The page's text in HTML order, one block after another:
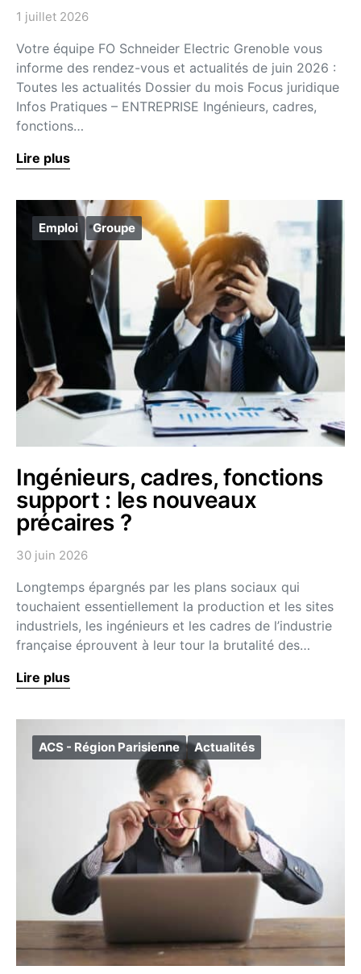
1 juillet 2026
Votre équipe FO Schneider Electric Grenoble vous
informe des rendez-vous et actualités de juin 2026 :
Toutes les actualités Dossier du mois Focus juridique
Infos Pratiques – ENTREPRISE Ingénieurs, cadres,
fonctions…
Lire plus
Emploi Groupe
Ingénieurs, cadres, fonctions
support : les nouveaux
précaires ?
30 juin 2026
Longtemps épargnés par les plans sociaux qui
touchaient essentiellement la production et les sites
industriels, les ingénieurs et les cadres de l’industrie
française éprouvent à leur tour la brutalité des…
Lire plus
ACS - Région Parisienne Actualités